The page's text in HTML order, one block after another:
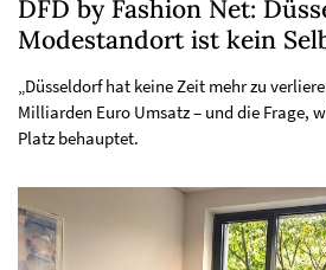
DFD by Fashion Net:
Modestandort ist kein
„Düsseldorf hat keine Zeit mehr zu
Milliarden Euro Umsatz – und die Frage,
Platz behauptet.